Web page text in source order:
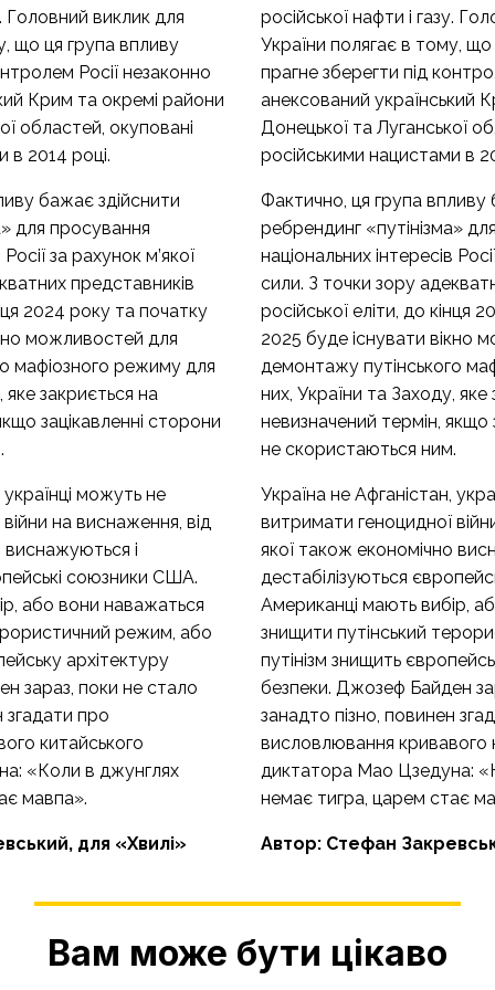
Головний виклик для
що ця група впливу
Росії незаконно
Крим та окремі райони
областей, окуповані
в 2014 році.
бажає здійснити
для просування
за рахунок м’якої
представників
2024 року та початку
можливостей для
мафіозного режиму для
яке закриється на
зацікавленні сторони
можуть не
на виснаження, від
виснажуються і
союзники США.
або вони наважаться
режим, або
архітектуру
зараз, поки не стало
згадати про
китайського
«Коли в джунглях
мавпа».
для «Хвилі»
російської нафти і газу.
України полягає в тому,
прагне зберегти під
анексований український
Донецької та Луганської
російськими нацистами в
Фактично, ця група впливу
ребрендинг «путінізма»
національних інтересів
сили. З точки зору
російської еліти, до кінця
2025 буде існувати вікно
демонтажу путінського
них, України та Заходу, яке
невизначений термін, якщо
не скористаються ним.
Україна не Афганістан,
витримати геноцидної
якої також економічно
дестабілізуються
Американці мають вибір,
знищити путінський
путінізм знищить
безпеки. Джозеф Байден
занадто пізно, повинен
висловлювання кривавого
диктатора Мао Цзедуна:
немає тигра, царем стає
Автор: Стефан
Вам може бути цікаво